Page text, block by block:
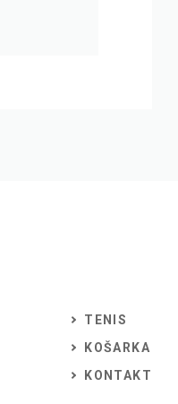
TENIS
KOŠARKA
KONTAKT